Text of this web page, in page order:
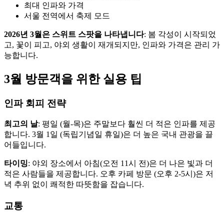
최대 인파와 가격
서울 전역에서 축제 모드
2026년 3월은 스위트 스팟을 나타냅니다: 봄 각성이 시작되었
고, 꽃이 피고, 야외 생활이 재개되지만, 인파와 가격은 관리 가
능합니다.
3월 방문객을 위한 실용 팁
인파 회피 전략
최고의 날: 평일 (월-목)은 주말보다 훨씬 더 적은 인파를 제공
합니다. 3월 1일 (독립기념일 휴일)은 더 높은 국내 관광을 끌
어들입니다.
타이밍: 야외 장소에서 아침(오전 11시 전)은 더 나은 빛과 더
적은 사람들을 제공합니다. 오후 카페 방문 (오후 2-5시)은 저
녁 추위 없이 쾌적한 따뜻함을 잡습니다.
교통